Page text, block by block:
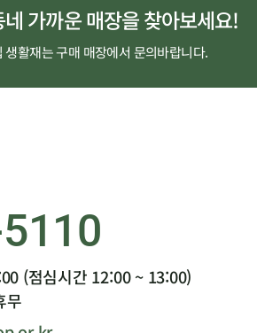
가까운 매장을 찾아보세요!
생활재는 구매 매장에서 문의바랍니다.
(점심시간 12:00 ~ 13:00)
무